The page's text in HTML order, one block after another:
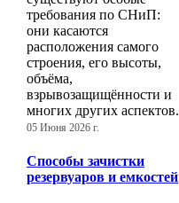
требования по СНиП:
они касаются
расположения самого
строения, его высоты,
объёма,
взрывозащищённости и
многих других аспектов.
05 Июня 2026 г.
Способы зачистки
резервуаров и емкостей